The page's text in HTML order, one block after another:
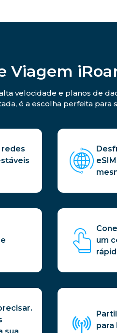
Viagem
velocidade e planos de
é a escolha perfeita
redes
um
sua
para